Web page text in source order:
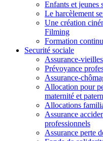
Enfants et jeunes
Le harcèlement
Une création
Filming
Formation
Securité sociale
Assurance-
Prévoyance
Assurance-
Allocation pour
maternité et
Allocations
Assurance
professionnels
Assurance perte